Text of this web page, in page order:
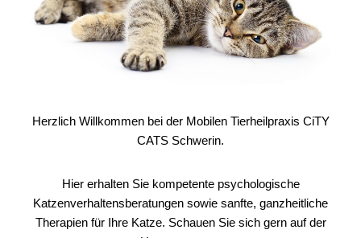
Herzlich Willkommen bei der Mobilen Tierheilpraxis CiTY
CATS Schwerin.
Hier erhalten Sie kompetente psychologische
Katzenverhaltensberatungen sowie sanfte, ganzheitliche
Therapien für Ihre Katze. Schauen Sie sich gern auf der